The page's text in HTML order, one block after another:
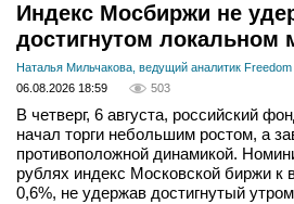
Индекс Мосбиржи не
достигнутом локальном
Наталья Мильчакова, ведущий аналитик Freedom
06.08.2026 18:59
503
В четверг, 6 августа, российский
начал торги небольшим ростом, а
противоположной динамикой.
рублях индекс Московской биржи к
0,6%, не удержав достигнутый